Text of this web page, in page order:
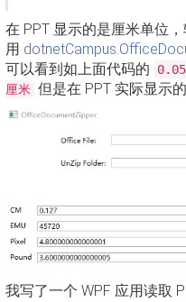
在 PPT 显示的是厘米单位
用
可以看到如上面代码的
厘米 但是在 PPT 实际显示
我写了一个 WPF 应用读取